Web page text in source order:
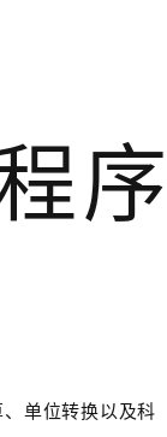
序
单位转换以及科